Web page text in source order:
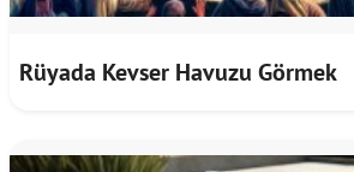
Rüyada Kevser Havuzu Görmek